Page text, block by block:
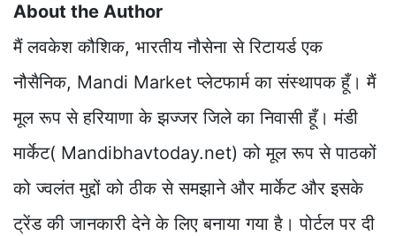
About the Author
मैं लवकेश कौशिक, भारतीय नौसेना से रिटायर्ड एक
नौसैनिक, Mandi Market प्लेटफार्म का संस्थापक हूँ। मैं
मूल रूप से हरियाणा के झज्जर जिले का निवासी हूँ। मंडी
मार्केट( Mandibhavtoday.net) को मूल रूप से पाठकों
को ज्वलंत मुद्दों को ठीक से समझाने और मार्केट और इसके
ट्रेंड की जानकारी देने के लिए बनाया गया है। पोर्टल पर दी